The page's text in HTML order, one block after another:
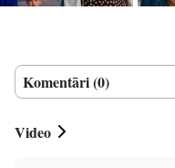
Komentāri (0)
Video